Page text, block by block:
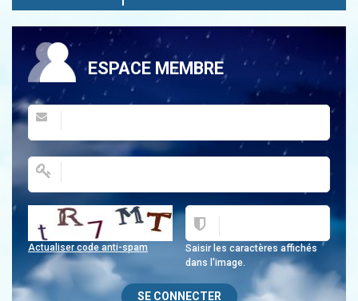
ESPACE MEMBRE
Saisir les caractères affichés
dans l'image.
Actualiser code anti-spam